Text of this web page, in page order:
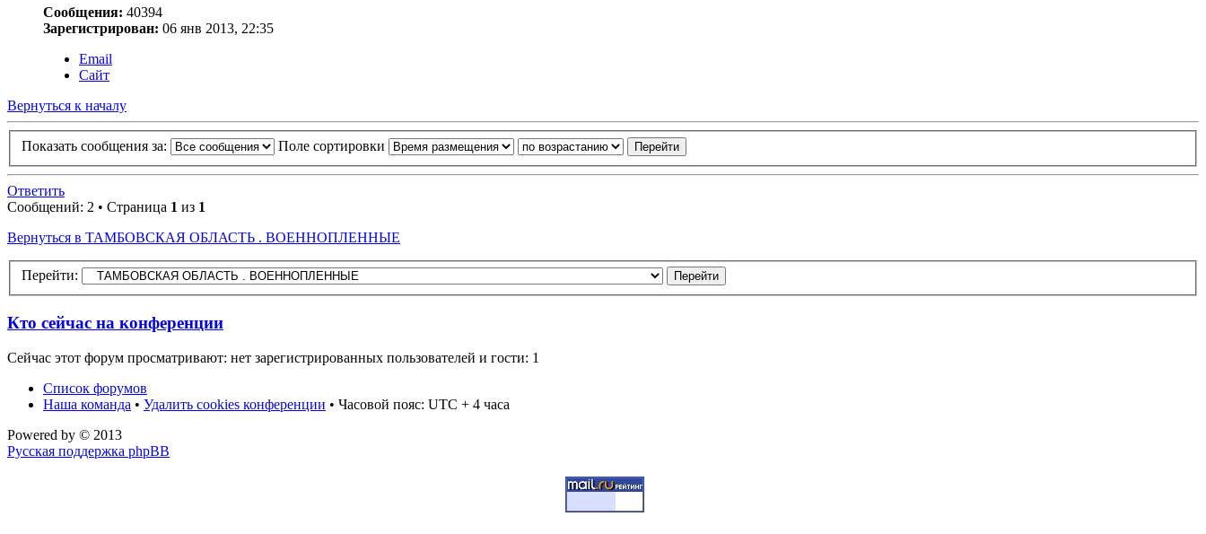
Сообщения: 40394
Зарегистрирован: 06 янв 2013, 22:35
Email
Сайт
Вернуться к началу
Показать сообщения за: Поле сортировки
Ответить
Сообщений: 2 • Страница 1 из 1
Вернуться в ТАМБОВСКАЯ ОБЛАСТЬ . ВОЕННОПЛЕННЫЕ
Перейти:
Кто сейчас на конференции
Сейчас этот форум просматривают: нет зарегистрированных пользователей и гости: 1
Список форумов
Наша команда • Удалить cookies конференции • Часовой пояс: UTC + 4 часа
Powered by © 2013
Русская поддержка phpBB